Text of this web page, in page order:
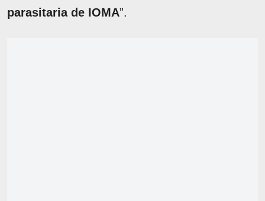
parasitaria de IOMA”.